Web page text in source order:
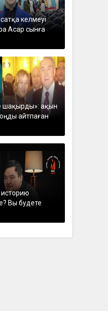
келмеуі
Асар сынға
шақырды»: ақын
айтпаған
историю
Вы будете